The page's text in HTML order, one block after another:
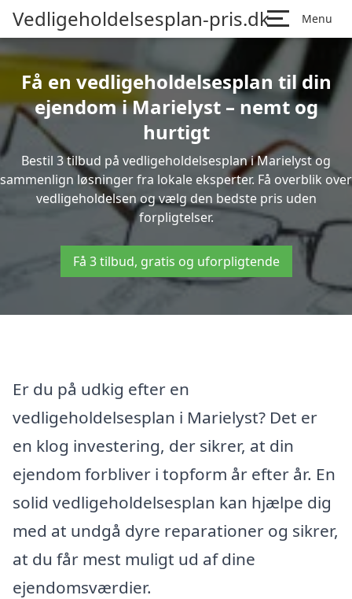
Vedligeholdelsesplan-pris.dk Menu
Få en vedligeholdelsesplan til din
ejendom i Marielyst – nemt og
hurtigt
Bestil 3 tilbud på vedligeholdelsesplan i Marielyst og
sammenlign løsninger fra lokale eksperter. Få overblik over
vedligeholdelsen og vælg den bedste pris uden
forpligtelser.
Få 3 tilbud, gratis og uforpligtende
Er du på udkig efter en
vedligeholdelsesplan i Marielyst? Det er
en klog investering, der sikrer, at din
ejendom forbliver i topform år efter år. En
solid vedligeholdelsesplan kan hjælpe dig
med at undgå dyre reparationer og sikrer,
at du får mest muligt ud af dine
ejendomsværdier.